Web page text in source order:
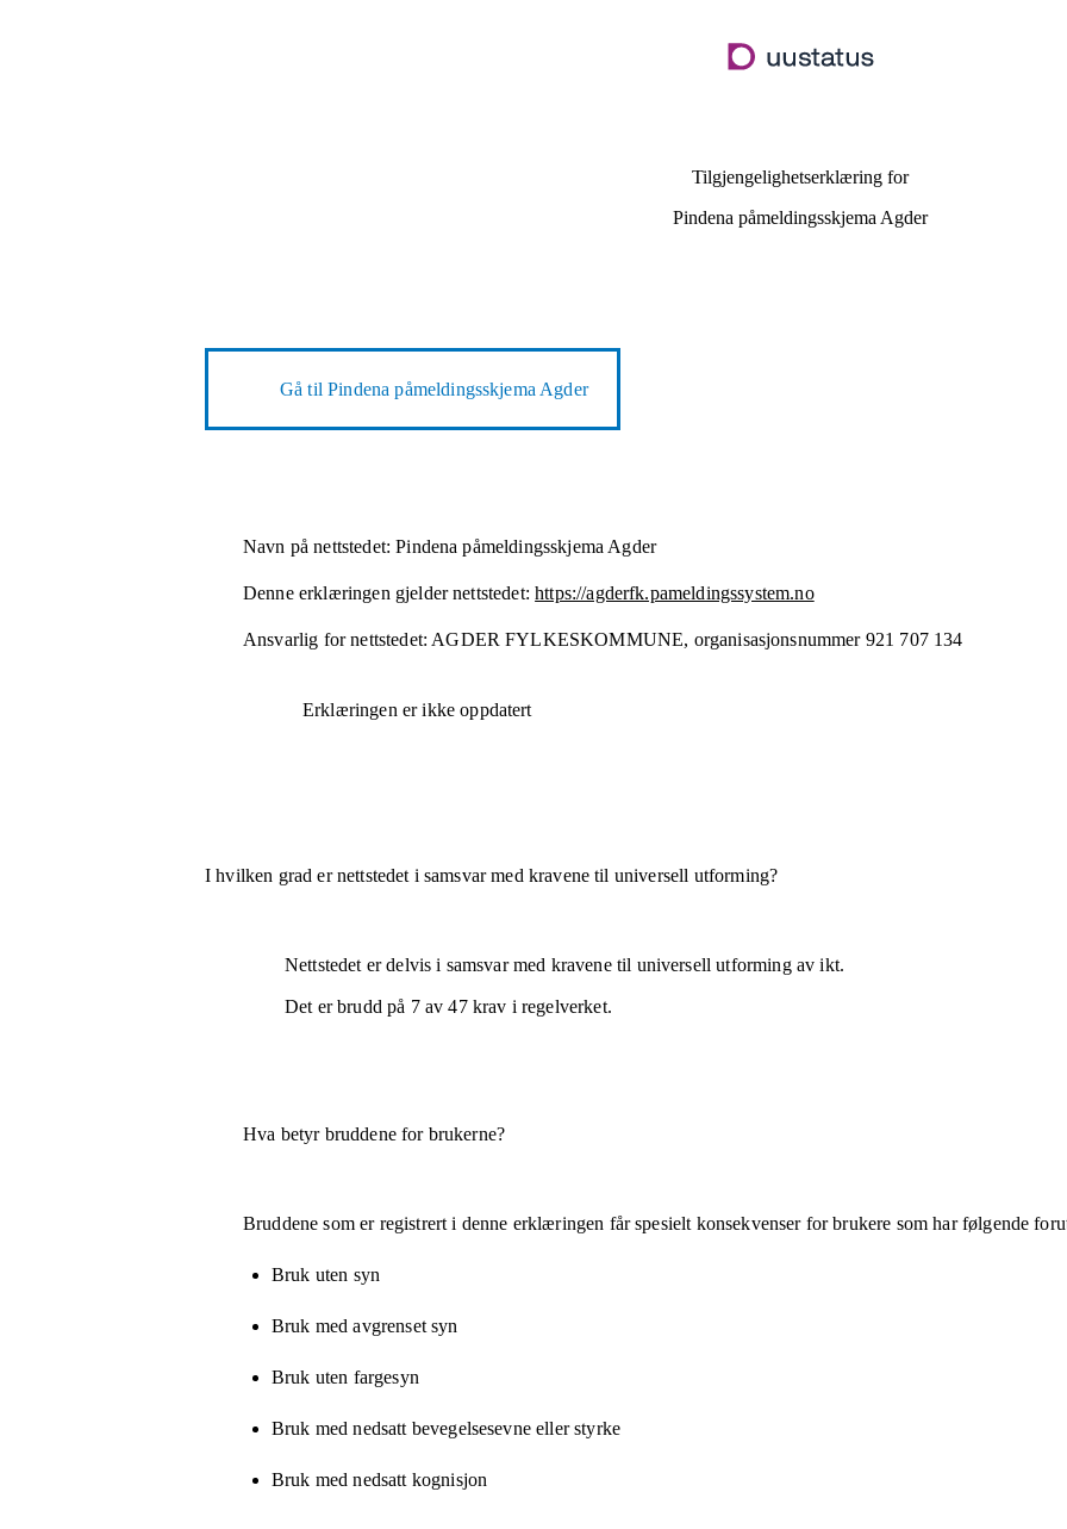
hovedinnhold
Tilgjengelighetserklæring for
Pindena påmeldingsskjema Agder
Gå tilPindena påmeldingsskjema Agder
Navn på nettstedet: Pindena påmeldingsskjema Agder
Denne erklæringen gjelder nettstedet: https://agderfk.pameldingssystem.no
Ansvarlig for nettstedet: AGDER FYLKESKOMMUNE, organisasjonsnummer 921 707 134
Erklæringen er ikke oppdatert
I hvilken grad er nettstedet i samsvar med kravene til universell utforming?
Nettstedet erdelvis i samsvarmed kravene til universell utforming av ikt.
Det er brudd på 7av47krav i regelverket.
Hva betyr bruddene for brukerne?
Bruddene som er registrert i denne erklæringen får spesielt konsekvenser for brukere som har følgende
Bruk uten syn
Bruk med avgrenset syn
Bruk uten fargesyn
Bruk med nedsatt bevegelsesevne eller styrke
Bruk med nedsatt kognisjon